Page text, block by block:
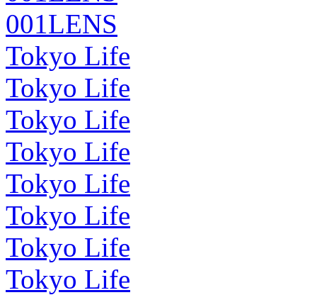
001LENS
Tokyo Life
Tokyo Life
Tokyo Life
Tokyo Life
Tokyo Life
Tokyo Life
Tokyo Life
Tokyo Life